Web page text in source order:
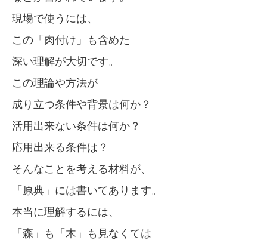
現場で使うには、
この「肉付け」も含めた
深い理解が大切です。
この理論や方法が
成り立つ条件や背景は何か？
活用出来ない条件は何か？
応用出来る条件は？
そんなことを考える材料が、
「原典」には書いてあります。
本当に理解するには、
「森」も「木」も見なくては